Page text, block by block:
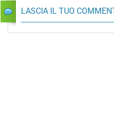
LASCIA IL TUO